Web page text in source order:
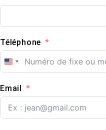
Téléphone
United States +1
Email